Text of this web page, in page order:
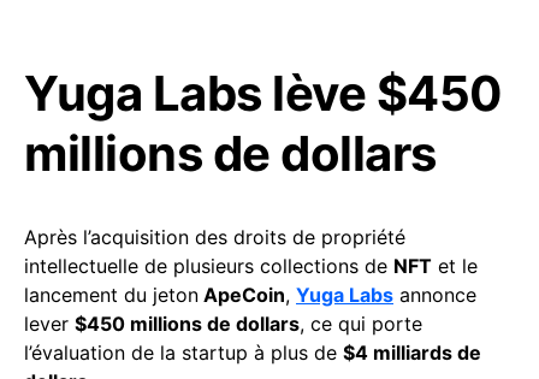
Yuga Labs lève $450
millions de dollars
Après l’acquisition des droits de propriété
intellectuelle de plusieurs collections de NFT et le
lancement du jeton ApeCoin, Yuga Labs annonce
lever $450 millions de dollars, ce qui porte
l’évaluation de la startup à plus de $4 milliards de